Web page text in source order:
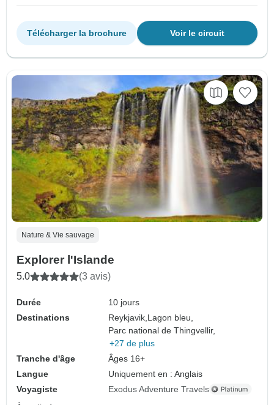
Voir le circuit
Télécharger la brochure
Nature & Vie sauvage
Explorer l'Islande
5.0 (3 avis)
Durée
10 jours
Destinations
Reykjavik, Lagon bleu,
Parc national de Thingvellir,
+27 de plus
Tranche d'âge
Âges 16+
Langue
Uniquement en : Anglais
Voyagiste
Exodus Adventure Travels